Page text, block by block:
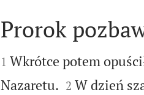

Prorok

1 Wkrótce potem
Nazaretu.
2 W dzień